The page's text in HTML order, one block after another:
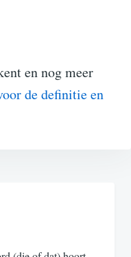
en nog meer
de definitie en